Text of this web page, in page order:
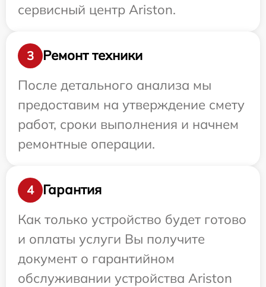
сервисный центр Ariston.
3
Ремонт техники
После детального анализа мы
предоставим на утверждение смету
работ, сроки выполнения и начнем
ремонтные операции.
4
Гарантия
Как только устройство будет готово
и оплаты услуги Вы получите
документ о гарантийном
обслуживании устройства Ariston